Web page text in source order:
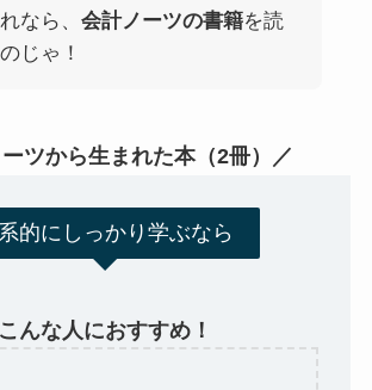
なら、 会計ノーツの書籍を読
じゃ！
ツから生まれた本（2冊）／
的にしっかり学ぶなら
こんな人におすすめ！